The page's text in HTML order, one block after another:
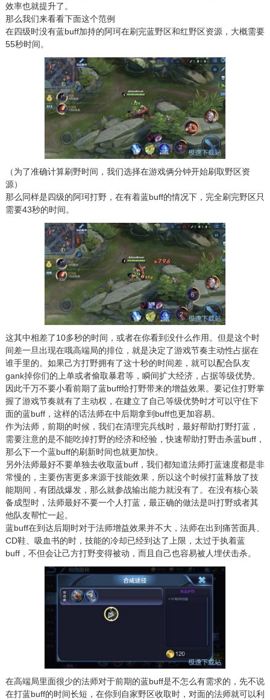
效率也就提升了。
那么我们来看看下面这个范例
在四级时没有蓝buff加持的阿珂在刷完蓝野区和红野区资源，大概需要
55秒时间。
（为了准确计算刷野时间，我们选择在游戏俩分钟开始刷取野区资
源）
那么同样是四级的阿珂打野，在有着蓝buff的情况下，完全刷完野区只
需要43秒的时间。
这其中相差了10多秒的时间，或者在你看到没什么作用。但是这个时
间差一旦出现在哦高端局的排位，就是决定了游戏节奏主动性占据在
谁手里的。如果己方打野拥有了这十秒的时间差，就可以配合队友
gank掉你们的上单或者偷取暴君等，瞬间扩大经济，占据等级优势。
因此千万不要小看前期了蓝buff给打野带来的增益效果。要记住打野掌
握了游戏节奏就有了主动权，在建立了自己等级优势时才可以守住下
面的蓝buff，这样的话法师在中后期拿到buff也更加容易。
作为法师，前期的时候，我们在清理完兵线时，最好帮助打野打蓝，
需要注意的是不能吃掉打野的经济和经验，快速帮助打野击杀蓝buff，
那么下一个蓝buff的刷新时间也就更加快。
另外法师最好不要单独去收取蓝buff，我们都知道法师打蓝速度都是非
常慢的，主要伤害更多来源于技能效果，所以这个时候打蓝释放了技
能期间，有团战爆发，那么就参战输出能力就没有了。在没有核心装
备成型时，法师最好不要一个人打蓝，最正确的做法是叫打野或者其
他队友帮忙一起。
蓝buff在到达后期时对于法师增益效果并不大，法师在出到痛苦面具、
CD鞋、吸血书的时，技能的冷却已经到达了上限，太过于执着蓝
buff，不但会让己方打野变得被动，而且自己也容易被人埋伏击杀。
在高端局里面很少的法师对于前期的蓝buff是不怎么有需求的，先不说
在打蓝buff的时间长短，在你到自家野区收取时，对面的法师就可以利